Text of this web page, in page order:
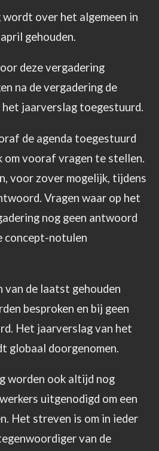
over het algemeen in
gehouden.
deze vergadering
na de vergadering de
het jaarverslag toegestuurd.
de agenda toegestuurd
om vooraf vragen te stellen.
voor zover mogelijk, tijdens
Vragen waar op het
nog geen antwoord
concept-notulen
de laatst gehouden
besproken en bij geen
Het jaarverslag van het
globaal doorgenomen.
worden ook altijd nog
uitgenodigd om een
Het streven is om in ieder
van de